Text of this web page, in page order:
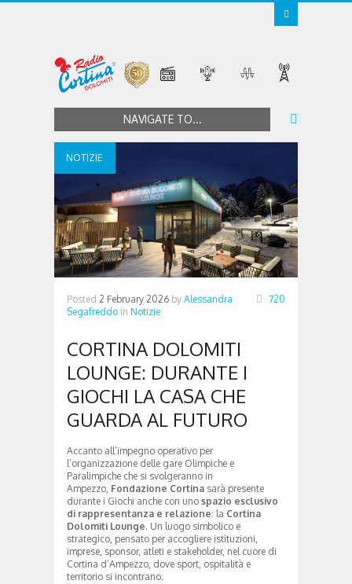
NAVIGATE TO...
NOTIZIE
Posted 2 February 2026 by Alessandra
Segafreddo in Notizie
720
CORTINA DOLOMITI
LOUNGE: DURANTE I
GIOCHI LA CASA CHE
GUARDA AL FUTURO
Accanto all’impegno operativo per
l’organizzazione delle gare Olimpiche e
Paralimpiche che si svolgeranno in
Ampezzo, Fondazione Cortina sarà presente
durante i Giochi anche con uno spazio esclusivo
di rappresentanza e relazione: la Cortina
Dolomiti Lounge. Un luogo simbolico e
strategico, pensato per accogliere istituzioni,
imprese, sponsor, atleti e stakeholder, nel cuore di
Cortina d’Ampezzo, dove sport, ospitalità e
territorio si incontrano.